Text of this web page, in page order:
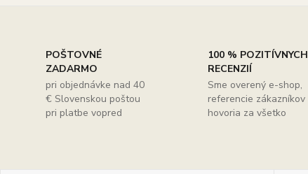
POŠTOVNÉ
ZADARMO
pri objednávke nad 40
€ Slovenskou poštou
pri platbe vopred
100 % POZITÍVNYCH
RECENZIÍ
Sme overený e-shop,
referencie zákazníkov
hovoria za všetko